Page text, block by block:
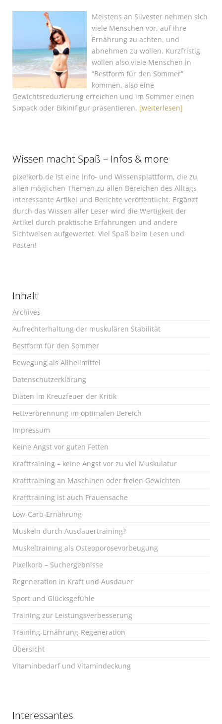
Meistens an Silvester nehmen sich
viele Menschen vor, auf ihre
Ernährung zu achten, und
abnehmen zu wollen. Kurzfristig
wollen also viele Menschen in
“Bestform für den Sommer”
kommen, also eine
Gewichtsreduzierung erreichen und im Sommer einen
Sixpack oder Bikinifigur präsentieren. [weiterlesen]
Wissen macht Spaß – Infos & more
pixelkorb.de ist eine Info- und Wissensplattform, die zu
allen möglichen Themen zu allen Bereichen des Alltags
interessante Artikel und Berichte veröffentlicht. Ergänzt
durch das Wissen aller Leser wird die Wertigkeit der
Artikel durch praktische Erfahrungen und andere
Sichtweisen aufgewertet. Viel Spaß beim Lesen und
Posten!
Inhalt
Archives
Aufrechterhaltung der muskulären Stabilität
Bestform für den Sommer
Bewegung als Allheilmittel
Datenschutzerklärung
Diäten im Kreuzfeuer der Kritik
Fettverbrennung im optimalen Bereich
Impressum
Keine Angst vor guten Fetten
Krafttraining – keine Angst vor zu viel Muskulatur
Krafttraining an Maschinen oder freien Gewichten
Krafttraining ist auch Frauensache
Low-Carb-Ernährung
Muskeln durch Ausdauertraining?
Muskeltraining als Osteoporosevorbeugung
Pixelkorb – Suchergebnisse
Regeneration in Kraft und Ausdauer
Sport und Glücksgefühle
Training zur Leistungsverbesserung
Training-Ernährung-Regeneration
Übersicht
Vitaminbedarf und Vitamindeckung
Interessantes